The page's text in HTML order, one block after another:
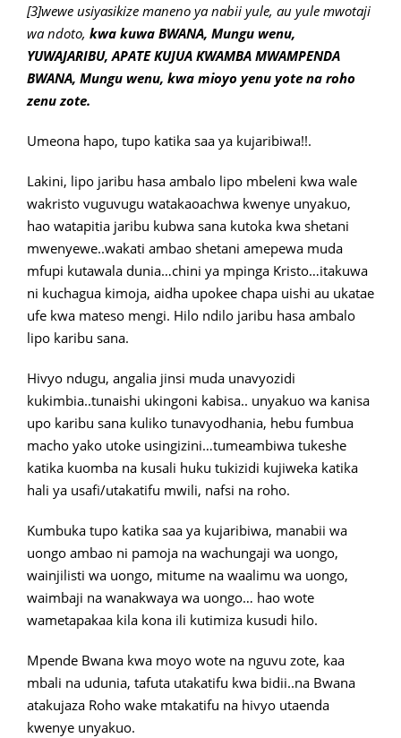
[3]wewe usiyasikize maneno ya nabii yule, au yule mwotaji
wa ndoto, kwa kuwa BWANA, Mungu wenu,
YUWAJARIBU, APATE KUJUA KWAMBA MWAMPENDA
BWANA, Mungu wenu, kwa mioyo yenu yote na roho
zenu zote.
Umeona hapo, tupo katika saa ya kujaribiwa!!.
Lakini, lipo jaribu hasa ambalo lipo mbeleni kwa wale
wakristo vuguvugu watakaoachwa kwenye unyakuo,
hao watapitia jaribu kubwa sana kutoka kwa shetani
mwenyewe..wakati ambao shetani amepewa muda
mfupi kutawala dunia…chini ya mpinga Kristo…itakuwa
ni kuchagua kimoja, aidha upokee chapa uishi au ukatae
ufe kwa mateso mengi. Hilo ndilo jaribu hasa ambalo
lipo karibu sana.
Hivyo ndugu, angalia jinsi muda unavyozidi
kukimbia..tunaishi ukingoni kabisa.. unyakuo wa kanisa
upo karibu sana kuliko tunavyodhania, hebu fumbua
macho yako utoke usingizini…tumeambiwa tukeshe
katika kuomba na kusali huku tukizidi kujiweka katika
hali ya usafi/utakatifu mwili, nafsi na roho.
Kumbuka tupo katika saa ya kujaribiwa, manabii wa
uongo ambao ni pamoja na wachungaji wa uongo,
wainjilisti wa uongo, mitume na waalimu wa uongo,
waimbaji na wanakwaya wa uongo… hao wote
wametapakaa kila kona ili kutimiza kusudi hilo.
Mpende Bwana kwa moyo wote na nguvu zote, kaa
mbali na udunia, tafuta utakatifu kwa bidii..na Bwana
atakujaza Roho wake mtakatifu na hivyo utaenda
kwenye unyakuo.